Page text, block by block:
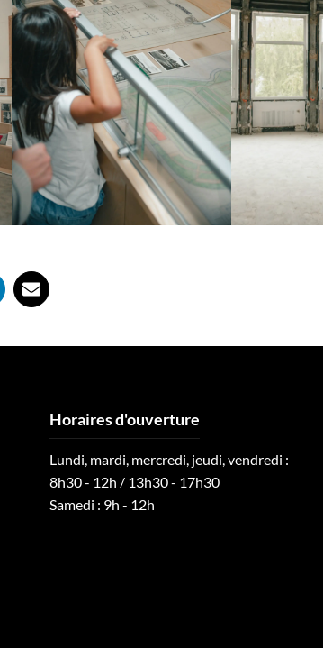
Horaires d'ouverture
Lundi, mardi, mercredi, jeudi, vendredi :
8h30 - 12h / 13h30 - 17h30
Samedi : 9h - 12h